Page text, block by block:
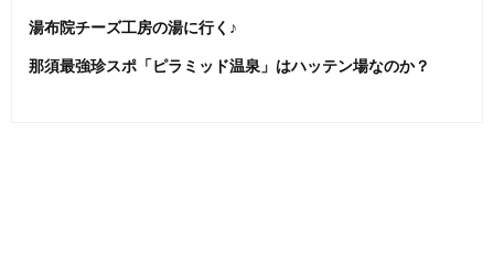
湯布院チーズ工房の湯に行く♪
那須最強珍スポ「ピラミッド温泉」はハッテン場なのか？